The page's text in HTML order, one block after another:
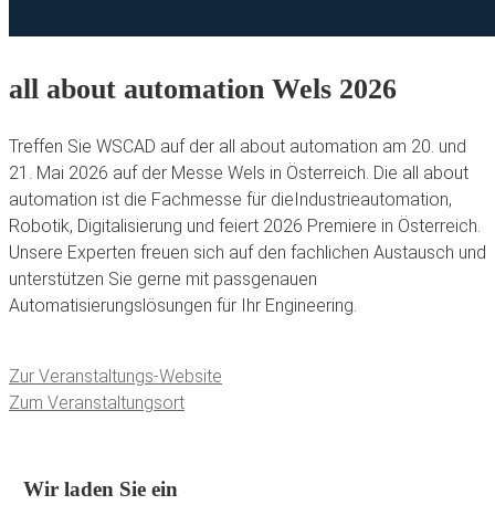
all about automation Wels 2026
Treffen Sie WSCAD auf der all about automation am 20. und
21. Mai 2026 auf der Messe Wels in Österreich. Die all about
automation ist die Fachmesse für dieIndustrieautomation,
Robotik, Digitalisierung und feiert 2026 Premiere in Österreich.
Unsere Experten freuen sich auf den fachlichen Austausch und
unterstützen Sie gerne mit passgenauen
Automatisierungslösungen für Ihr Engineering.
Zur Veranstaltungs-Website
Zum Veranstaltungsort
Wir laden Sie ein